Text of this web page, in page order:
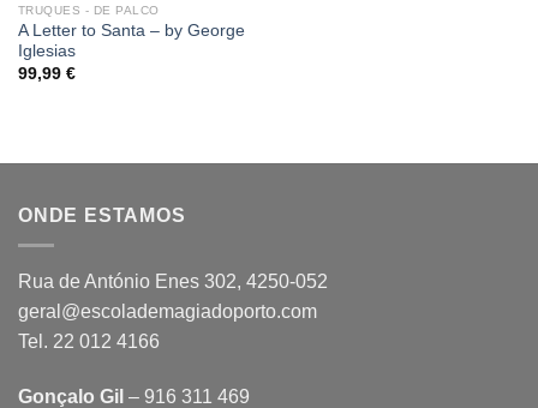
to
OUT OF STOCK
TRUQUES - DE PALCO
A Letter to Santa – by George
Iglesias
99,99 €
ONDE ESTAMOS
Rua de António Enes 302, 4250-052
geral@escolademagiadoporto.com
Tel. 22 012 4166
Gonçalo Gil – 916 311 469